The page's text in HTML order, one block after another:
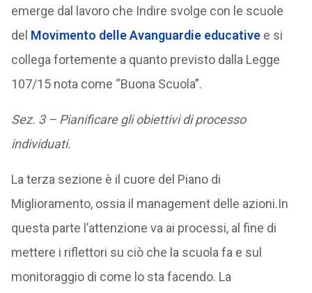
emerge dal lavoro che Indire svolge con le scuole
del Movimento delle Avanguardie educativee si
collega fortemente a quanto previsto dalla Legge
107/15 nota come “Buona Scuola”.
Sez. 3 – Pianificare gli obiettivi di processo
individuati.
La terza sezione è il cuore del Piano di
Miglioramento, ossia il management delle azioni.In
questa parte l’attenzione va ai processi, al fine di
mettere i riflettori su ciò che la scuola fa e sul
monitoraggio di come lo sta facendo. La